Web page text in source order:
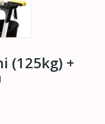
(125kg) +